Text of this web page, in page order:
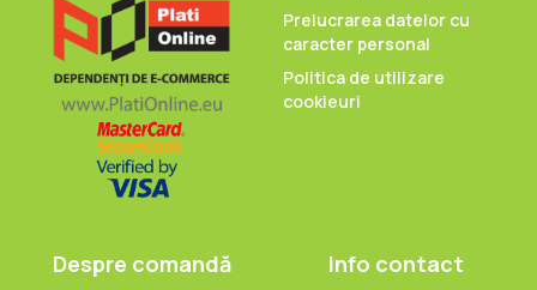
Prelucrarea datelor cu
caracter personal
Politica de utilizare
cookieuri
Despre comandă Info contact